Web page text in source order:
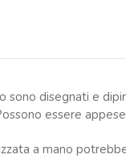
sono disegnati e
essere
a mano